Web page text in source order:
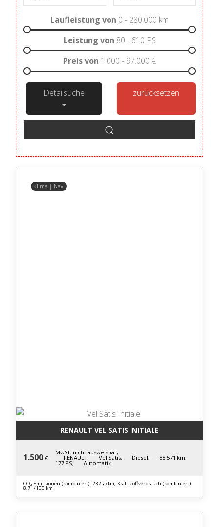
Laufleistung von 0 - 280.000 km
Leistung von 80 - 610 PS
Preis von 1.000 - 97.000 €
Detailsuche zurücksetzen
Klima | Navi
RENAULT VEL SATIS INITIALE
1.500 €
MwSt. nicht ausweisbar,
RENAULT, Vel Satis, Diesel, 88.571 km,
177 PS, Automatik
CO₂-Emissionen (kombiniert): 232 g/km, Kraftstoffverbrauch (kombiniert):
8,7 l/100 km